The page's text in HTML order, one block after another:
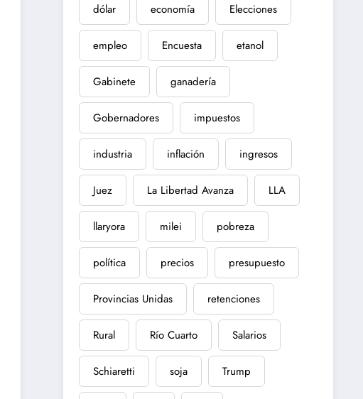
dólar economía Elecciones
empleo Encuesta etanol
Gabinete ganadería
Gobernadores impuestos
industria inflación ingresos
Juez La Libertad Avanza LLA
llaryora milei pobreza
política precios presupuesto
Provincias Unidas retenciones
Rural Río Cuarto Salarios
Schiaretti soja Trump